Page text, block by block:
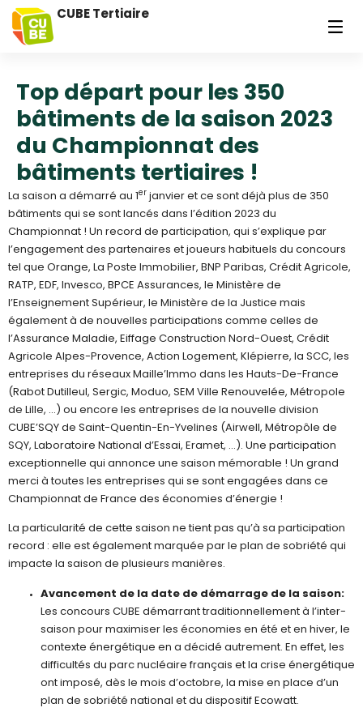
CUBE Tertiaire
Top départ pour les 350
bâtiments de la saison 2023
du Championnat des
bâtiments tertiaires !
La saison a démarré au 1 er janvier et ce sont déjà plus de 350
bâtiments qui se sont lancés dans l’édition 2023 du
Championnat ! Un record de participation, qui s’explique par
l’engagement des partenaires et joueurs habituels du concours
tel que Orange, La Poste Immobilier, BNP Paribas, Crédit Agricole,
RATP, EDF, Invesco, BPCE Assurances, le Ministère de
l’Enseignement Supérieur, le Ministère de la Justice mais
également à de nouvelles participations comme celles de
l’Assurance Maladie, Eiffage Construction Nord-Ouest, Crédit
Agricole Alpes-Provence, Action Logement, Klépierre, la SCC, les
entreprises du réseaux Maille’Immo dans les Hauts-De-France
(Rabot Dutilleul, Sergic, Moduo, SEM Ville Renouvelée, Métropole
de Lille, …) ou encore les entreprises de la nouvelle division
CUBE’SQY de Saint-Quentin-En-Yvelines (Airwell, Métropôle de
SQY, Laboratoire National d’Essai, Eramet, …). Une participation
exceptionnelle qui annonce une saison mémorable ! Un grand
merci à toutes les entreprises qui se sont engagées dans ce
Championnat de France des économies d’énergie !
La particularité de cette saison ne tient pas qu’à sa participation
record : elle est également marquée par le plan de sobriété qui
impacte la saison de plusieurs manières.
Avancement de la date de démarrage de la saison:
Les concours CUBE démarrant traditionnellement à l’inter-
saison pour maximiser les économies en été et en hiver, le
contexte énergétique en a décidé autrement. En effet, les
difficultés du parc nucléaire français et la crise énergétique
ont imposé, dès le mois d’octobre, la mise en place d’un
plan de sobriété national et du dispositif Ecowatt.